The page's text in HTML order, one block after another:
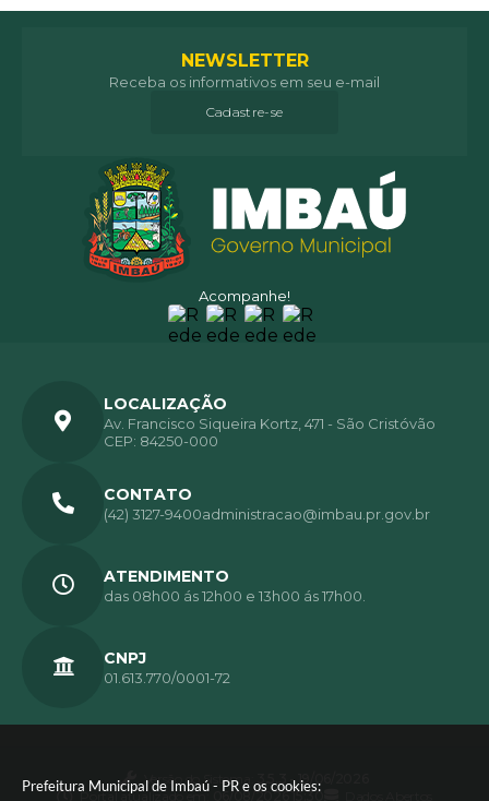
Prefeitura Municipal de Imbaú - PR e os cookies:
Acompanhe!
NEWSLETTER
Receba os informativos em seu e-mail
Cadastre-se
LOCALIZAÇÃO
Av. Francisco Siqueira Kortz, 471 - São Cristóvão
CEP: 84250-000
CONTATO
(42) 3127-9400administracao@imbau.pr.gov.br
ATENDIMENTO
das 08h00 ás 12h00 e 13h00 ás 17h00.
CNPJ
01.613.770/0001-72
Versão do Sistema:
3.5.3 - 19/06/2026
Portal atualizado em:
06/08/2026 15:30